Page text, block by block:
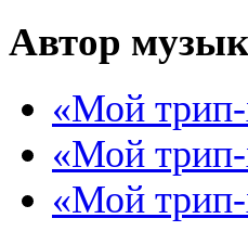
Автор
«Мой
«Мой
«Мой